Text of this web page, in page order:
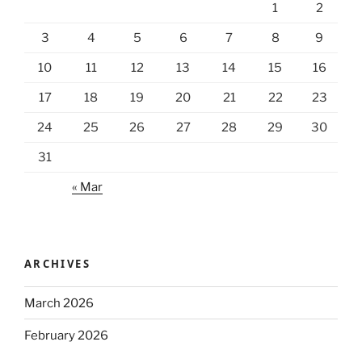
1 2
3 4 5 6 7 8 9
10 11 12 13 14 15 16
17 18 19 20 21 22 23
24 25 26 27 28 29 30
31
« Mar
ARCHIVES
March 2026
February 2026